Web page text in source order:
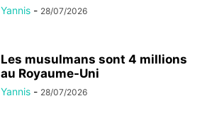
Yannis - 28/07/2026
Les musulmans sont 4 millions
au Royaume-Uni
Yannis - 28/07/2026